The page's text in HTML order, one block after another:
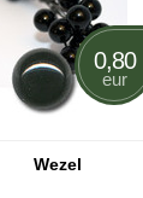
Wezel
0,80
eur